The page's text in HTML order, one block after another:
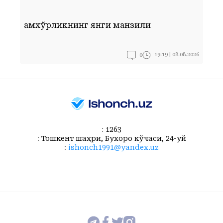
Ғамхўрликнинг янги манзили
0 19:19 | 08.08.2026
: 1263
: Тошкент шаҳри, Бухоро кўчаси, 24-уй
: ishonch1991@yandex.uz